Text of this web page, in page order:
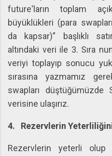
future'ların toplam
büyüklükleri (para
da kapsar)” başlıklı
altındaki veri ile 3. Sıra
veriyi toplayıp sonucu
sırasına yazmamız
swapları
verisine ulaşırız.
4. Rezervlerin
Rezervlerin yeterli olup